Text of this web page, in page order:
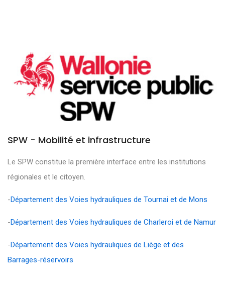
SPW - Mobilité et infrastructure
Le SPW constitue la première interface entre les institutions
régionales et le citoyen.
-Département des Voies hydrauliques de Tournai et de Mons
-Département des Voies hydrauliques de Charleroi et de Namur
-Département des Voies hydrauliques de Liège et des
Barrages-réservoirs